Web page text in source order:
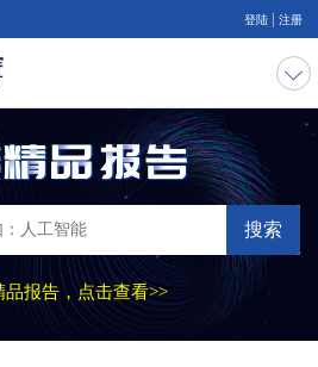
登陆 注册
搜索
品报告，点击查看>>